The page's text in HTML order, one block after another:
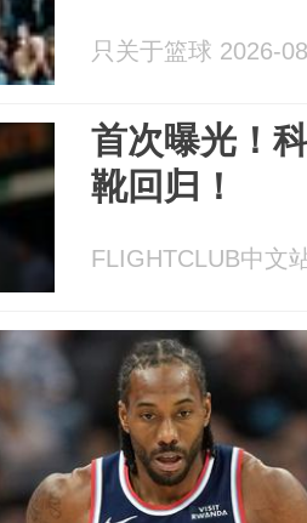
只关于篮球 2026-
首次曝光！
靴回归！
FLIGHTCLUB中文